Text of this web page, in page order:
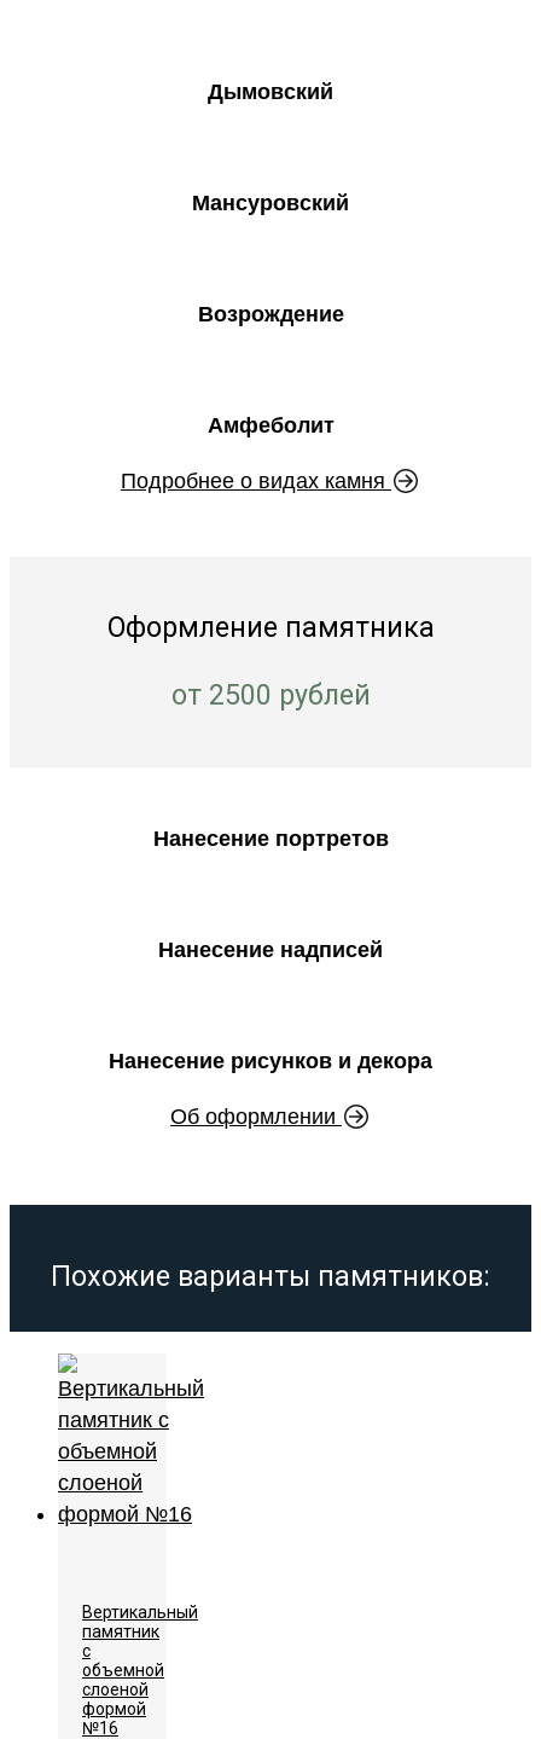
Дымовский
Мансуровский
Возрождение
Амфеболит
Подробнее о видах камня
Оформление памятника
от 2500 рублей
Нанесение портретов
Нанесение надписей
Нанесение рисунков и декора
Об оформлении
Похожие варианты памятников:
Вертикальный
памятник
с
объемной
слоеной
формой
№16